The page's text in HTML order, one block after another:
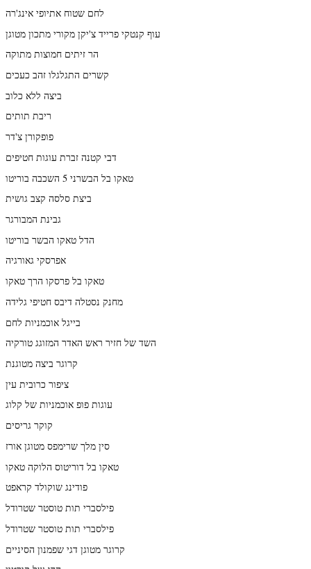
לחם שטוח אתיופי אינג'רה
עוף קנטקי פרייד צ'יקן מקורי מתכון מטוגן
הר זיתים חמוצות מתוקה
קשרים התגלגלו זהב כעכים
ביצה ללא כלוב
ריבת תותים
פופקורן צ'דר
דבי קטנה זברת עוגות חטיפים
טאקו בל הבשרני 5 השכבה בוריטו
ביצת סלסה קצב גושית
גבינת המבורגר
הדל טאקו הבשר בוריטו
אפרסקי גאורגיה
טאקו בל פרסקו הרך טאקו
מחנק נסטלה דיבס חטיפי גלידה
בייגל אוכמניות לחם
השד של חזיר ראש האדר המזוגג טורקיה
קרוגר ביצה מטוגנת
ציפור כרובית עין
עוגות פופ אוכמניות של קלוג
קוקר גריסים
סין מלך שרימפס מטוגן אורז
טאקו בל דוריטוס הלוקה טאקו
פודינג שוקולד קראפט
פילסברי תות טוסטר שטרודל
פילסברי תות טוסטר שטרודל
קרוגר מטוגן דגי שפמנון הסיניים